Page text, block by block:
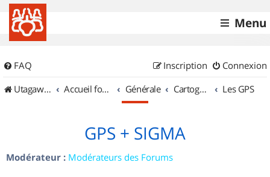
Menu
FAQ Connexion
Inscription
UtagawaVTT (Randos VTT et VTTAE avec traces GPS)
Accueil forum Générale Cartographie et GPS Les GPS
GPS + SIGMA
Modérateur : Modérateurs des Forums